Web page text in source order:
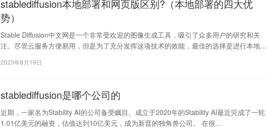
stablediffusion本地部署和网页版区别?（本地部署的四大优
势）
Stable Diffusion中文网是一个非常受欢迎的图像生成工具，吸引了众多用户的研究和关
注。尽管云服务方便易用，但是为了充分发挥这项技术的效能，最佳的选择是进行本地部
2023年8月19日
stablediffusion是哪个公司的
近期，一家名为Stability AI的公司备受瞩目。成立于2020年的Stability AI最近完成了一轮
1.01亿美元的融资，估值达到10亿美元，成为新晋的独角兽公司。 在很…